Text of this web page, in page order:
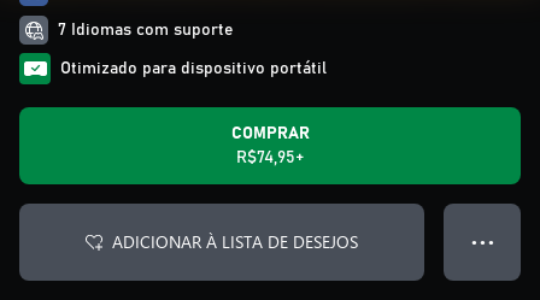
7 Idiomas com suporte
Otimizado para dispositivo portátil
COMPRAR
R$74,95+
ADICIONAR À LISTA DE DESEJOS ● ● ●